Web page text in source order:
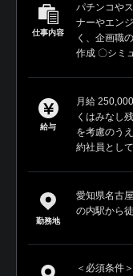
仕事内容
パチンコや
ナーやエン
く、企画職
作成 〇シミ
給与
月給
くはみなし
を考慮のう
約社員とし
勤務地
愛知県名古
の内駅から
＜必須条件